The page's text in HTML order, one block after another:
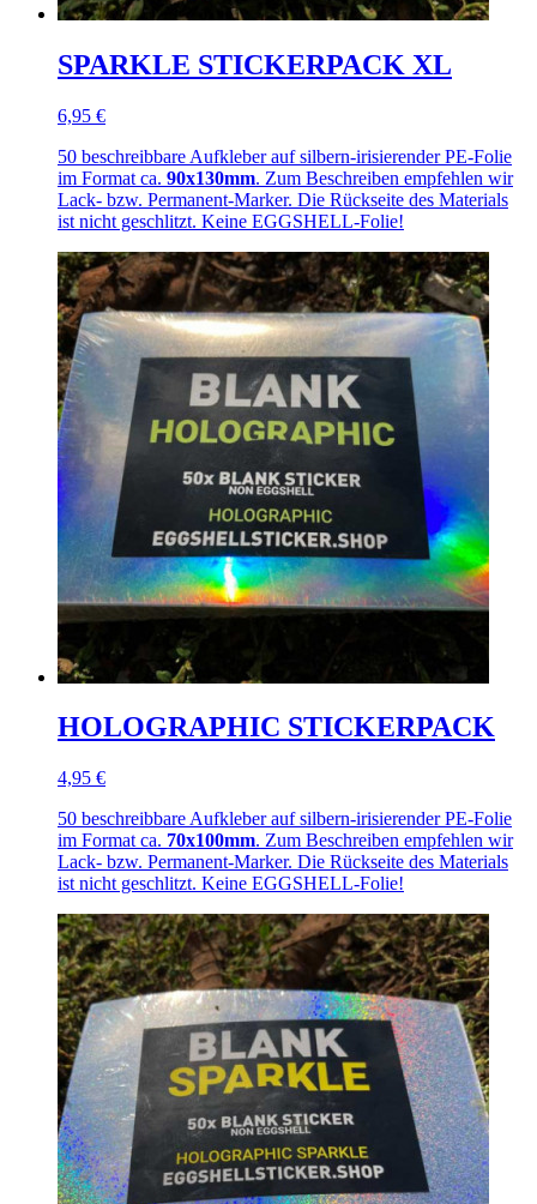
SPARKLE STICKERPACK XL
6,95 €
50 beschreibbare Aufkleber auf silbern-irisierender PE-Folie
im Format ca. 90x130mm. Zum Beschreiben empfehlen wir
Lack- bzw. Permanent-Marker. Die Rückseite des Materials
ist nicht geschlitzt. Keine EGGSHELL-Folie!
HOLOGRAPHIC STICKERPACK
4,95 €
50 beschreibbare Aufkleber auf silbern-irisierender PE-Folie
im Format ca. 70x100mm. Zum Beschreiben empfehlen wir
Lack- bzw. Permanent-Marker. Die Rückseite des Materials
ist nicht geschlitzt. Keine EGGSHELL-Folie!